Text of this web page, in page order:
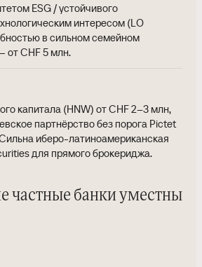
ESG / устойчивого
интересом (LO
в сильном семейном
от CHF 5 млн.
капитала (HNW) от CHF 2–3 млн,
партнёрство без порога Pictet
иберо-латиноамериканская
для прямого брокериджа.
частные банки уместны